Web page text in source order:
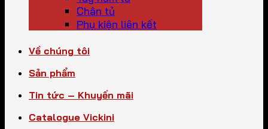
Chân tủ
Phụ kiện liên kết
Về chúng tôi
Sản phẩm
Tin tức – Khuyến mãi
Catalogue Vickini